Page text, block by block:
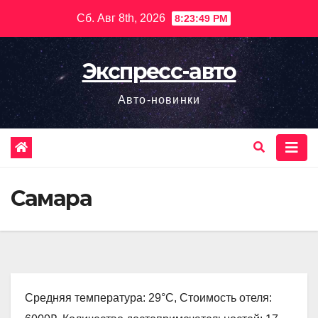
содержимому
Сб. Авг 8th, 2026 8:23:50 PM
Экспресс-авто
Авто-новинки
Самара
Средняя температура: 29°C, Стоимость отеля: